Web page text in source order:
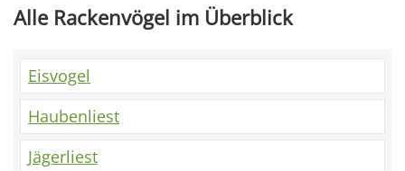
Alle Rackenvögel im Überblick
Eisvogel
Haubenliest
Jägerliest